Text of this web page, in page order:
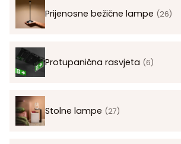
Prijenosne bežične lampe (26)
Protupanična rasvjeta (6)
Stolne lampe (27)